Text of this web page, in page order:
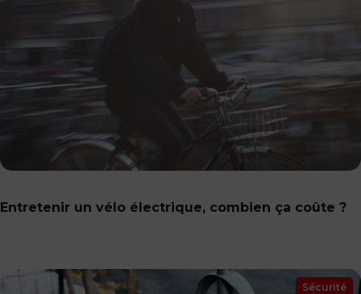
Entretenir un vélo électrique, combien ça coûte ?
Sécurité